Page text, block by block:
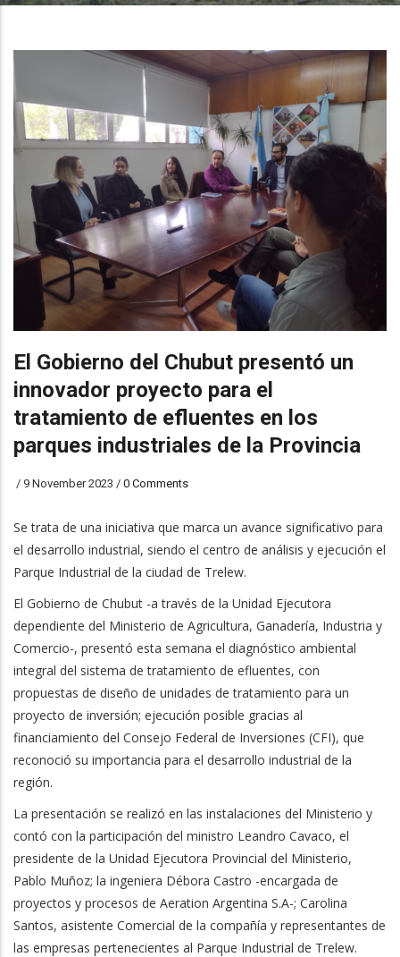
El Gobierno del Chubut presentó un
innovador proyecto para el
tratamiento de efluentes en los
parques industriales de la Provincia
/ 9 November 2023 / 0 Comments
Se trata de una iniciativa que marca un avance significativo para
el desarrollo industrial, siendo el centro de análisis y ejecución el
Parque Industrial de la ciudad de Trelew.
El Gobierno de Chubut -a través de la Unidad Ejecutora
dependiente del Ministerio de Agricultura, Ganadería, Industria y
Comercio-, presentó esta semana el diagnóstico ambiental
integral del sistema de tratamiento de efluentes, con
propuestas de diseño de unidades de tratamiento para un
proyecto de inversión; ejecución posible gracias al
financiamiento del Consejo Federal de Inversiones (CFI), que
reconoció su importancia para el desarrollo industrial de la
región.
La presentación se realizó en las instalaciones del Ministerio y
contó con la participación del ministro Leandro Cavaco, el
presidente de la Unidad Ejecutora Provincial del Ministerio,
Pablo Muñoz; la ingeniera Débora Castro -encargada de
proyectos y procesos de Aeration Argentina S.A-; Carolina
Santos, asistente Comercial de la compañía y representantes de
las empresas pertenecientes al Parque Industrial de Trelew.